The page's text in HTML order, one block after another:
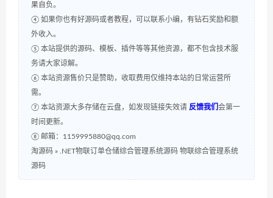
果自负。
④ 如果你也有好源码或者教程，可以联系小编，有钻石奖励和额
外收入。
⑤ 本站提供的源码、模板、插件等等其他资源，都不包含技术服
务请大家谅解。
⑥ 本站资源售价只是赞助，收取费用仅维持本站的日常运营所
需。
⑦ 本站资源大多存储在云盘，如发现链接失效请 反馈我们 会第一
时间更新。
⑧ 邮箱：1159995880@qq.com
淘源码 » .NET物联订单仓储综合管理系统源码 物联综合管理系统
源码